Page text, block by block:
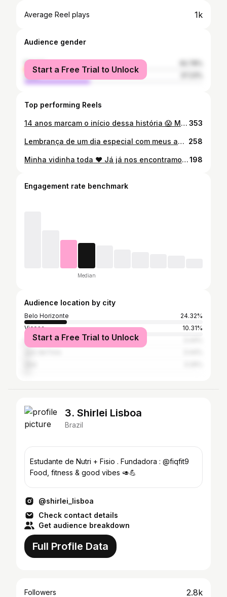
Average Reel plays 1k
Audience gender
female
male
Start a Free Trial to Unlock
Top performing Reels
14 anos marcam o início dessa história 😱 Muita alegria, muito choro, muita parceria, muita superação. Só Deus sabe tudo que já enfrentamos e como foi mais fácil suportar todas as dificuldades juntinhos. Obrigada meu companheiro e que venham muitos outros anos para celebrarmos o nosso dia 27. Te amo 8 deitado 😉❤️🌹 353
Lembrança de um dia especial com meus amores ❤🤗🐶😍🙏🏼 #love #diabranco Fotos @julioandradefotografia Make @amandameiramakeup Decoração @joaozinho.costa 258
Minha vidinha toda ❤ Já já nos encontramos novamente 🙏🏽🙌🏽198
Engagement rate benchmark
Median
Audience location by city
Belo Horizonte
24.32%
Viçosa
10.31%
São Paulo
Start a Free Trial to Unlock
3. Shirlei Lisboa
Brazil
Estudante de Nutri + Fisio . Fundadora : @fiqfit9
Food, fitness & good vibes 🥑💪
@shirlei_lisboa
Check contact details
Get audience breakdown
Full Profile Data
Followers 2.8k